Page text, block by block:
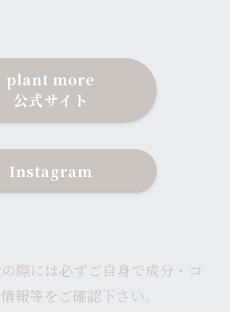
plant more
公式サイト
Instagram
際には必ずご自身で成分・コ
報等をご確認下さい。